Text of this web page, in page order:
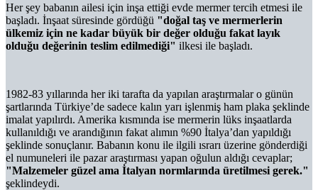
Her şey babanın ailesi için inşa ettiği evde mermer tercih etmesi ile
başladı. İnşaat süresinde gördüğü "doğal taş ve mermerlerin
ülkemiz için ne kadar büyük bir değer olduğu fakat layık
olduğu değerinin teslim edilmediği" ilkesi ile başladı.
1982-83 yıllarında her iki tarafta da yapılan araştırmalar o günün
şartlarında Türkiye’de sadece kalın yarı işlenmiş ham plaka şeklinde
imalat yapılırdı. Amerika kısmında ise mermerin lüks inşaatlarda
kullanıldığı ve arandığının fakat alımın %90 İtalya’dan yapıldığı
şeklinde sonuçlanır. Babanın konu ile ilgili ısrarı üzerine gönderdiği
el numuneleri ile pazar araştırması yapan oğulun aldığı cevaplar;
"Malzemeler güzel ama İtalyan normlarında üretilmesi gerek."
şeklindeydi.